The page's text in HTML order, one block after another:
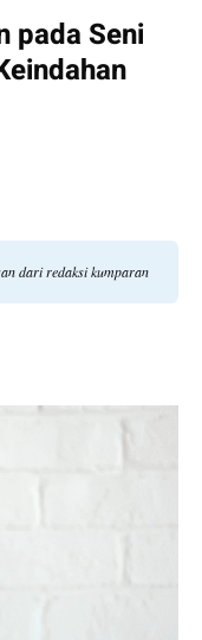
pada Seni
dari redaksi kumparan